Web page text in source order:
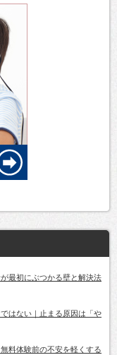
最初にぶつかる壁と解決法
はない｜止まる原因は「や
料体験前の不安を軽くする